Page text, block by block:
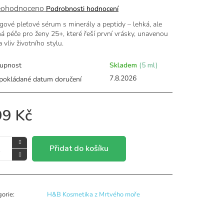
Podrobnosti hodnocení
Kč
Přidat do košíku
Skladem (5 ml)
7.8.2026
pleťové sérum s minerály a peptidy – lehká, ale
péče pro ženy 25+, které řeší první vrásky, unavenou
vliv životního stylu.
: H&B Kosmetika z Mrtvého moře